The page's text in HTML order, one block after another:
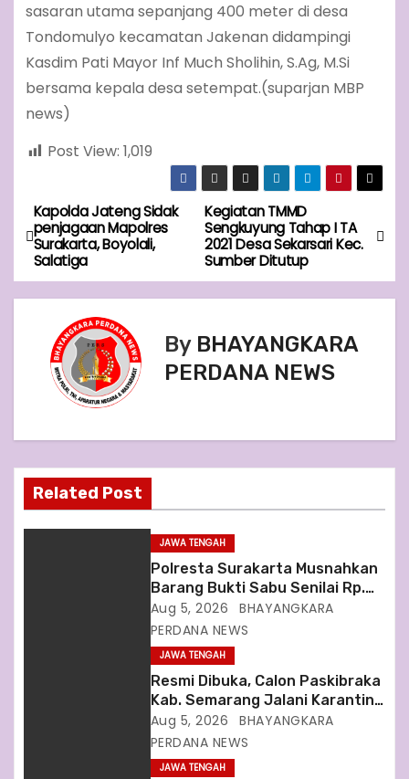
sasaran utama sepanjang 400 meter di desa
Tondomulyo kecamatan Jakenan didampingi
Kasdim Pati Mayor Inf Much Sholihin, S.Ag, M.Si
bersama kepala desa setempat.(suparjan MBP
news)
Post View: 1,019
P
o
s
v
g
Kegiatan TMMD
Sengkuyung Tahap I TA
2021 Desa Sekarsari Kec.
Sumber Ditutup
Kapolda Jateng Sidak
penjagaan Mapolres
Surakarta, Boyolali,
Salatiga
By BHAYANGKARA
PERDANA NEWS
Related Post
JAWA TENGAH
Polresta Surakarta Musnahkan
Barang Bukti Sabu Senilai Rp.
3,5 Miliar
Aug 5, 2026
BHAYANGKARA
PERDANA NEWS
JAWA TENGAH
Resmi Dibuka, Calon Paskibraka
Kab. Semarang Jalani Karantina
Hingga 18 Agustus
Aug 5, 2026
BHAYANGKARA
PERDANA NEWS
JAWA TENGAH